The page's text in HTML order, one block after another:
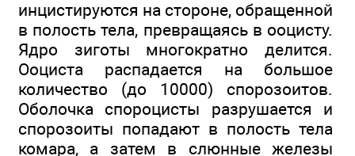
инцистируются на стороне, обращенной
в полость тела, превращаясь в ооцисту.
Ядро зиготы многократно делится.
Ооциста распадается на большое
количество (до 10000) спорозоитов.
Оболочка спороцисты разрушается и
спорозоиты попадают в полость тела
комара, а затем в слюнные железы